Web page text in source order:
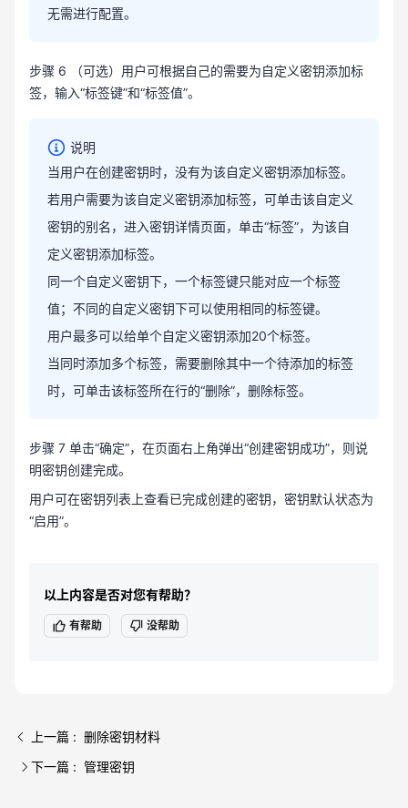
无需进行配置。
步骤 6 （可选）用户可根据自己的需要为自定义密钥添加标
签，输入“标签键”和“标签值”。
说明
当用户在创建密钥时，没有为该自定义密钥添加标签。
若用户需要为该自定义密钥添加标签，可单击该自定义
密钥的别名，进入密钥详情页面，单击“标签”，为该自
定义密钥添加标签。
同一个自定义密钥下，一个标签键只能对应一个标签
值；不同的自定义密钥下可以使用相同的标签键。
用户最多可以给单个自定义密钥添加20个标签。
当同时添加多个标签，需要删除其中一个待添加的标签
时，可单击该标签所在行的“删除”，删除标签。
步骤 7 单击“确定”，在页面右上角弹出“创建密钥成功”，则说
明密钥创建完成。
用户可在密钥列表上查看已完成创建的密钥，密钥默认状态为
“启用”。
以上内容是否对您有帮助？
有帮助 没帮助
上一篇 : 删除密钥材料
下一篇 : 管理密钥